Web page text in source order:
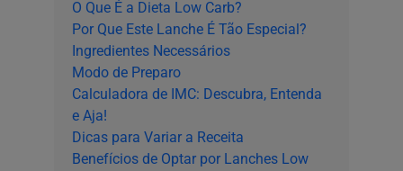
O Que É a Dieta Low Carb?
Por Que Este Lanche É Tão Especial?
Ingredientes Necessários
Modo de Preparo
Calculadora de IMC: Descubra, Entenda
e Aja!
Dicas para Variar a Receita
Benefícios de Optar por Lanches Low